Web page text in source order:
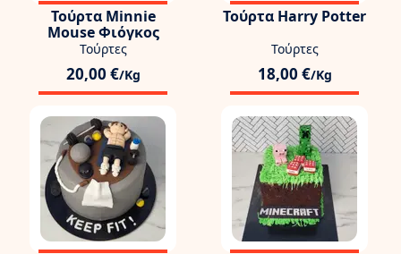
Τούρτα Minnie
Mouse Φιόγκος
Τούρτες
20,00 €/Kg
Τούρτα Harry Potter
Τούρτες
18,00 €/Kg